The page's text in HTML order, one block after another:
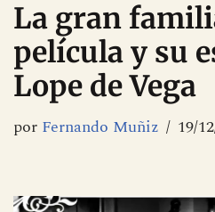
La gran
película y su
Lope de Vega
por Fernando Muñiz 19/